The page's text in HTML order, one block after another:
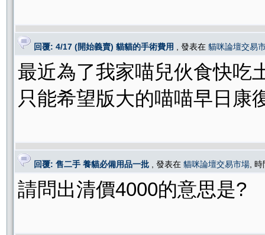
回覆: 4/17 (開始義賣) 貓貓的手術費用 , 發表在 貓咪論壇交易
最近為了我家喵兒伙食快吃
只能希望版大的喵喵早日康
回覆: 售二手 養貓必備用品一批 , 發表在 貓咪論壇交易市場 ,
請問出清價4000的意思是?